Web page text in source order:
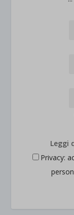
Leggi
Privacy: